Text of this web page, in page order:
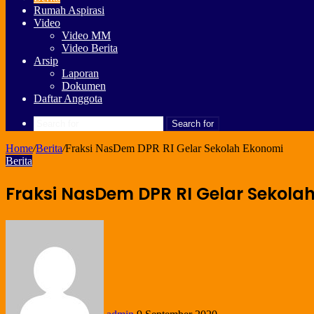
Rumah Aspirasi
Video
Video MM
Video Berita
Arsip
Laporan
Dokumen
Daftar Anggota
Search for
Home/Berita/Fraksi NasDem DPR RI Gelar Sekolah Ekonomi
Berita
Fraksi NasDem DPR RI Gelar